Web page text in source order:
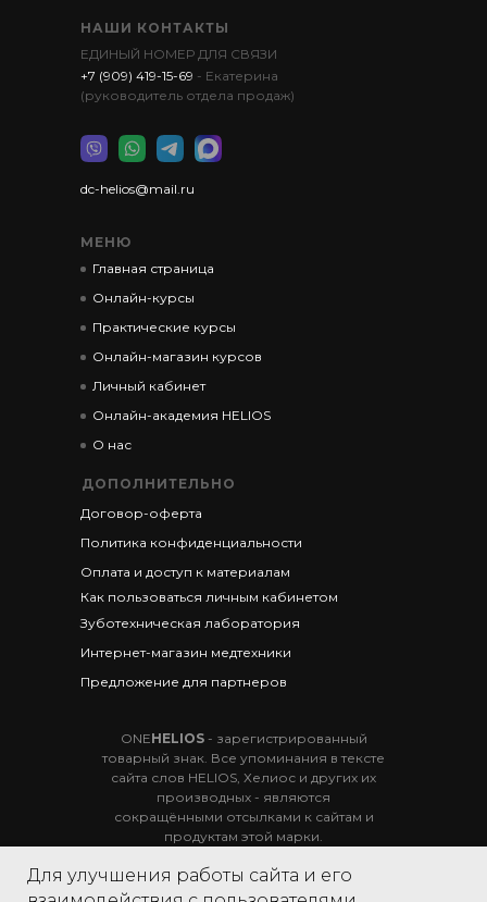
Для улучшения работы сайта и его
ДОПОЛНИТЕЛЬНО
Договор-оферта
Политика конфиденциальности
Оплата и доступ к материалам
Как пользоваться личным кабинетом
Зуботехническая лаборатория
Интернет-магазин медтехники
Предложение для партнеров
Главная страница
Онлайн-курсы
Практические курсы
Личный кабинет
Онлайн-академия HELIOS
МЕНЮ
dc-helios@mail.ru
ЕДИНЫЙ НОМЕР ДЛЯ СВЯЗИ
+7 (909) 419-15-69 - Екатерина
(руководитель отдела продаж)
НАШИ КОНТАКТЫ
Вся информация, представленная на данном
сайте вне официальных документов, не является
Онлайн-магазин курсов
О нас
ONEHELIOS- зарегистрированный
товарный знак. Все упоминания в тексте
сайта слов HELIOS, Хелиос и других их
производных - являются
сокращёнными отсылками к сайтам и
продуктам этой марки.